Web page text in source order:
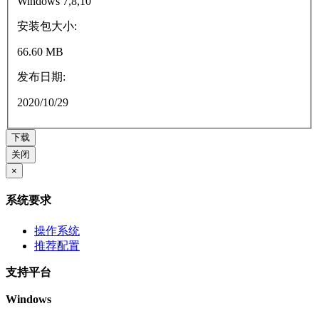
安装包大小:
66.60 MB
发布日期:
2020/10/29
下载
关闭
×
系统要求
操作系统
推荐配置
支持平台
Windows